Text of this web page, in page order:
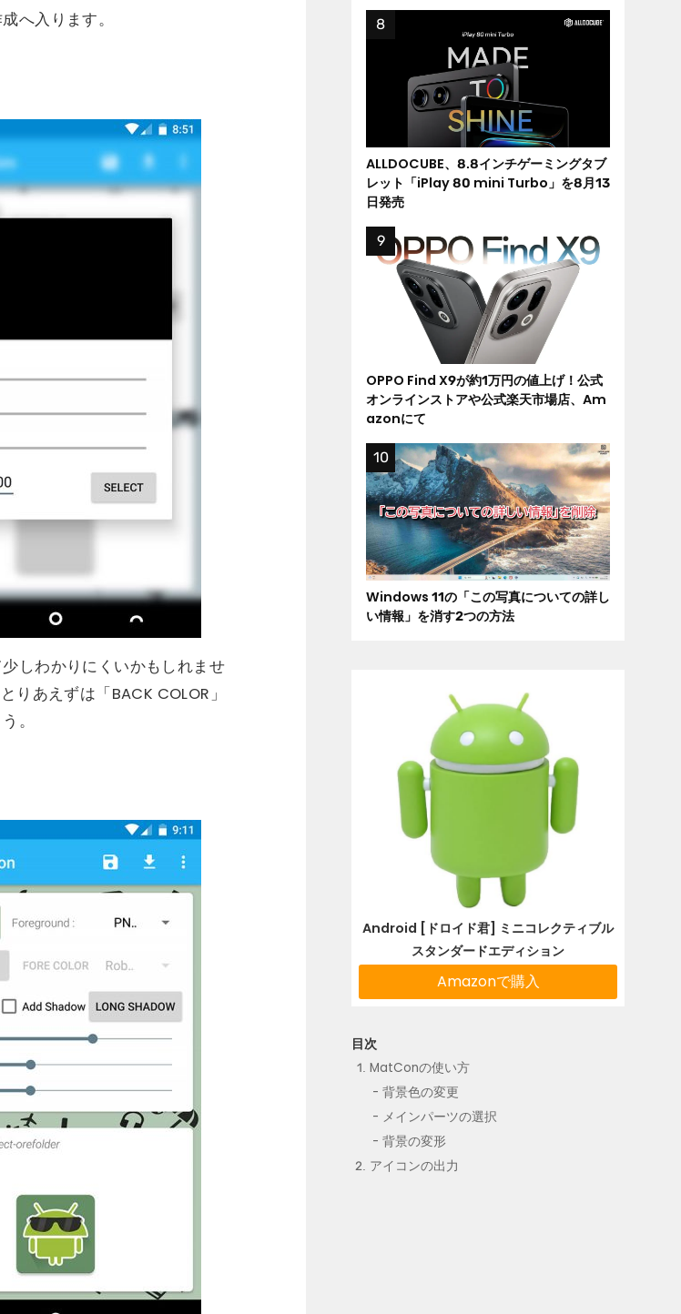
へ入ります。
しわかりにくいかもしれませ
りあえずは「BACK COLOR」
。
MatConの使い方
背景色の変更
メインパーツの選択
背景の変形
アイコンの出力
ALLDOCUBE、8.8インチゲーミングタブ
レット「iPlay 80 mini Turbo」を8月13
日発売
OPPO Find X9が約1万円の値上げ！公式
オンラインストアや公式楽天市場店、Am
azonにて
Windows 11の「この写真についての詳し
い情報」を消す2つの方法
Android [ドロイド君] ミニコレクティブル
スタンダードエディション
Amazonで購入